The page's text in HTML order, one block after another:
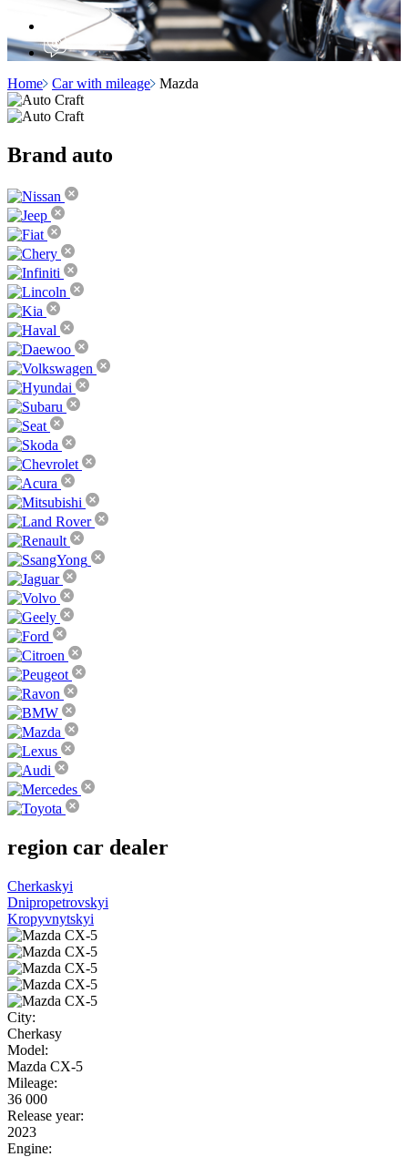
Home Car with mileage Mazda
Brand auto
region car dealer
Cherkaskyi
Dnipropetrovskyi
Kropyvnytskyi
City:
Cherkasy
Model:
Mazda CX-5
Mileage:
36 000
Release year:
2023
Engine: